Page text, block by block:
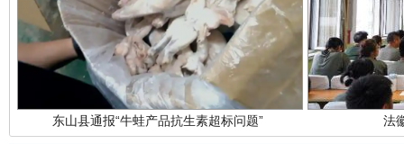
东山县通报“牛蛙产品抗生素超标问题” 法